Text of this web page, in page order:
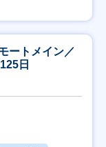
ートメイン／
日